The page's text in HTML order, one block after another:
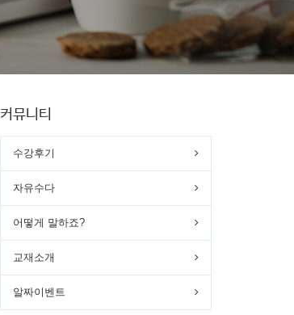
커뮤니티
수강후기
자유수다
어떻게 말하죠?
교재소개
알짜이벤트